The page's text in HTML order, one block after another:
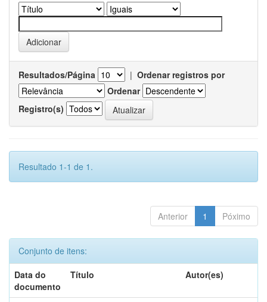
Resultados/Página | Ordenar registros por
Ordenar
Registro(s)
Resultado 1-1 de 1.
Anterior 1 Póximo
Conjunto de itens:
Data do
documento
Título Autor(es)